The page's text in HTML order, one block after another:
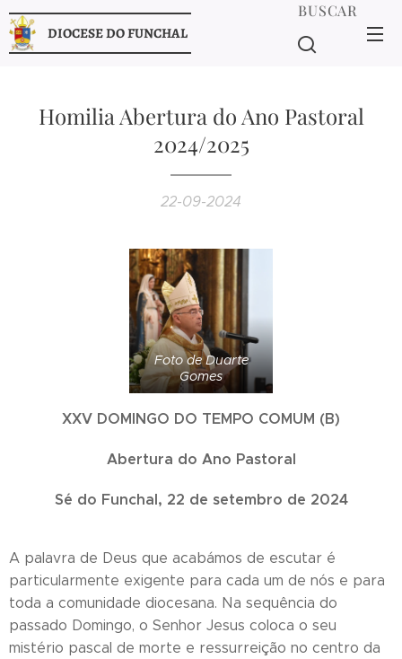
DIOCESE DO FUNCHAL
BUSCAR
Homilia Abertura do Ano Pastoral
2024/2025
22-09-2024
Foto de Duarte
Gomes
XXV DOMINGO DO TEMPO COMUM (B)
Abertura do Ano Pastoral
Sé do Funchal, 22 de setembro de 2024
A palavra de Deus que acabámos de escutar é
particularmente exigente para cada um de nós e para
toda a comunidade diocesana. Na sequência do
passado Domingo, o Senhor Jesus coloca o seu
mistério pascal de morte e ressurreição no centro da